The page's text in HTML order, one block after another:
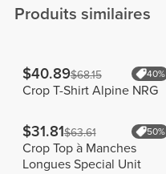
Produits similaires
$40.89$68.15 40%
Crop T-Shirt Alpine NRG
$31.81$63.61 50%
Crop Top à Manches
Longues Special Unit